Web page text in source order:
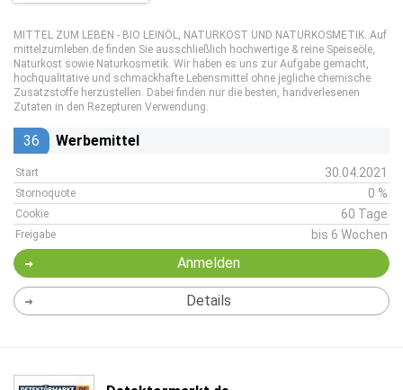
MITTEL ZUM LEBEN - BIO LEINÖL, NATURKOST UND NATURKOSMETIK. Auf
mittelzumleben.de finden Sie ausschließlich hochwertige & reine Speiseöle,
Naturkost sowie Naturkosmetik. Wir haben es uns zur Aufgabe gemacht,
hochqualitative und schmackhafte Lebensmittel ohne jegliche chemische
Zusatzstoffe herzustellen. Dabei finden nur die besten, handverlesenen
Zutaten in den Rezepturen Verwendung.
36 Werbemittel
Start 30.04.2021
Stornoquote 0 %
Cookie 60 Tage
Freigabe bis 6 Wochen
Anmelden
Details